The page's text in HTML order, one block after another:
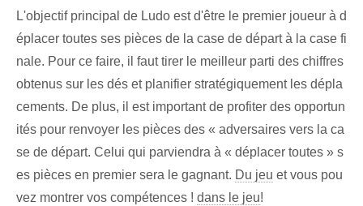
L'objectif principal de Ludo est d'être le premier joueur à d
éplacer toutes ses pièces de la case de départ à la case fi
nale. Pour ce faire, il faut tirer le meilleur parti des chiffres
obtenus sur les dés et planifier stratégiquement les dépla
cements. De plus, il est important de profiter des opportun
ités⁤ pour renvoyer les pièces des « adversaires vers la ca
se de départ. Celui qui parviendra à « déplacer toutes » s
es pièces en premier sera le gagnant. Du jeu et vous pou
vez montrer vos compétences ! dans le jeu!